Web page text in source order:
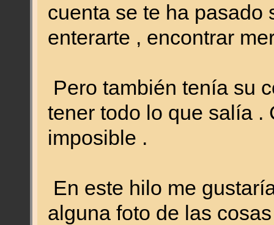
cuenta se te ha pasado
enterarte , encontrar
Pero también tenía su
tener todo lo que salía .
imposible .
En este hilo me
alguna foto de las